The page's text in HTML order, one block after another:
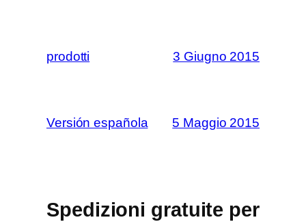
prodotti 3 Giugno 2015
Versión española 5 Maggio 2015
Spedizioni gratuite per